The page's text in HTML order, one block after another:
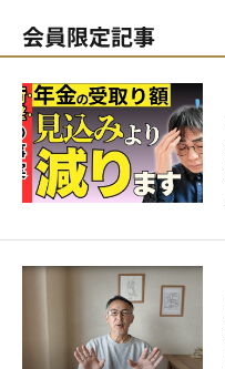
会員限定記事